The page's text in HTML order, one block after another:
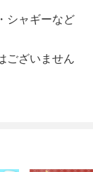
シャギーなど
ございません